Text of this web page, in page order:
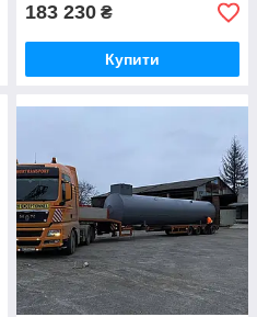
183 230 ₴
Купити